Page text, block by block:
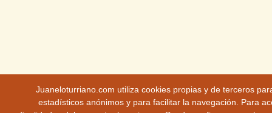
Juaneloturriano.com utiliza cookies propias y de terceros
estadísticos anónimos y para facilitar la navegación. Para